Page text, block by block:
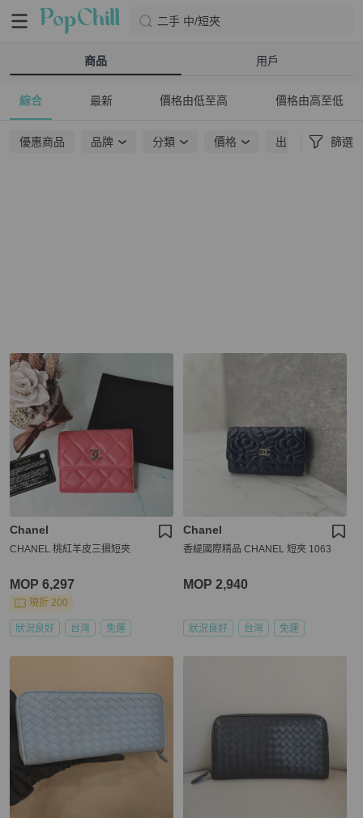
二手 中/短夾
商品 用戶
綜合 最新 價格由低至高 價格由高至低
優惠商品 品牌 分類 價格 出貨地點 篩選
Chanel
CHANEL 桃紅羊皮三摺短夾
MOP 6,297
現折 200
狀況良好 台灣 免運
Chanel
香緹國際精品 CHANEL 短夾 1063
MOP 2,940
狀況良好 台灣 免運